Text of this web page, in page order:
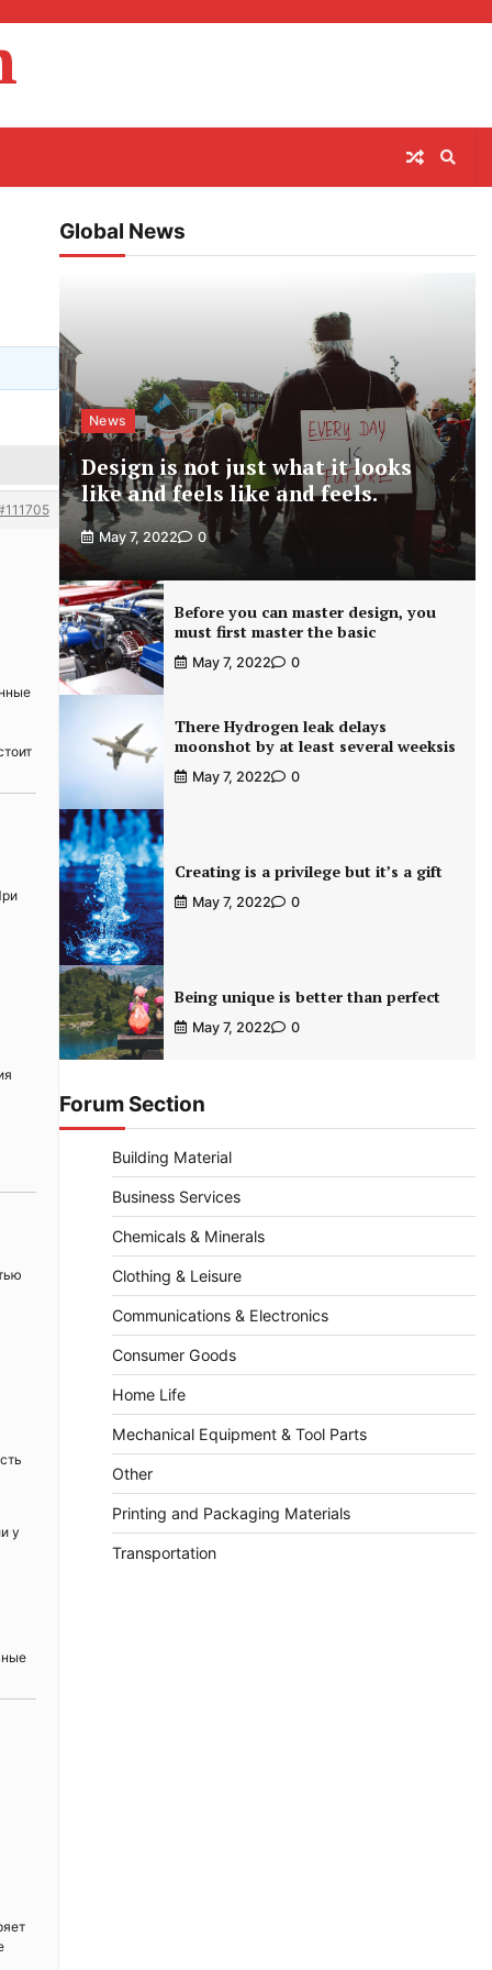
у
Global News
News
Design is not just what it looks
like and feels like and feels.
May 7, 2022 0
Before you can master design, you
must first master the basic
May 7, 2022 0
There Hydrogen leak delays
moonshot by at least several weeksis
May 7, 2022 0
Creating is a privilege but it’s a gift
May 7, 2022 0
Being unique is better than perfect
May 7, 2022 0
Forum Section
Building Material
Business Services
Chemicals & Minerals
Clothing & Leisure
Communications & Electronics
Consumer Goods
Home Life
Mechanical Equipment & Tool Parts
Other
Printing and Packaging Materials
Transportation